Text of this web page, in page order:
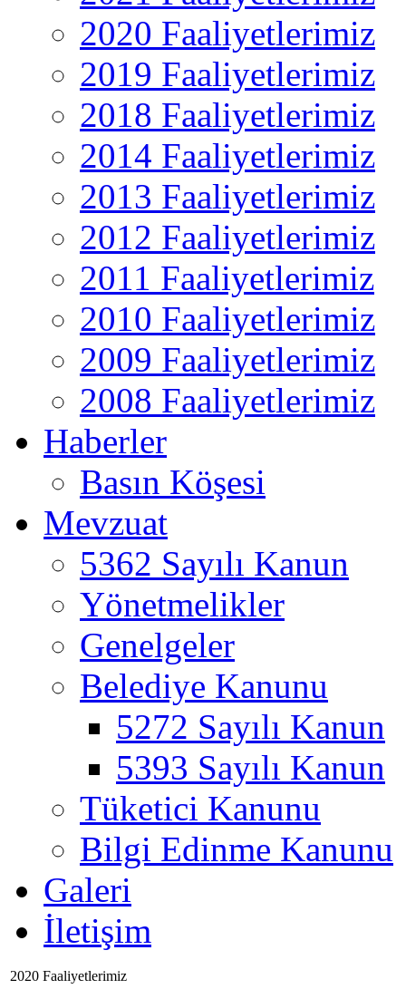
2020 Faaliyetlerimiz
2019 Faaliyetlerimiz
2018 Faaliyetlerimiz
2014 Faaliyetlerimiz
2013 Faaliyetlerimiz
2012 Faaliyetlerimiz
2011 Faaliyetlerimiz
2010 Faaliyetlerimiz
2009 Faaliyetlerimiz
2008 Faaliyetlerimiz
Haberler
Basın Köşesi
Mevzuat
5362 Sayılı Kanun
Yönetmelikler
Genelgeler
Belediye Kanunu
5272 Sayılı Kanun
5393 Sayılı Kanun
Tüketici Kanunu
Bilgi Edinme Kanunu
Galeri
İletişim
2020 Faaliyetlerimiz